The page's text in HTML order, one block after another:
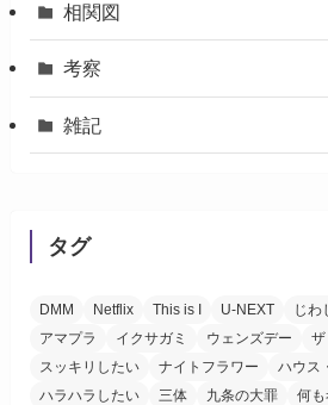
相関図
考察
雑記
タグ
DMM Netflix This is I U-NEXT じわ
アマプラ
イクサガミ ウェンズデー
スッキリしたい
ナイトフラワー
ハウス
ハラハラしたい
三体 九条の大罪
何